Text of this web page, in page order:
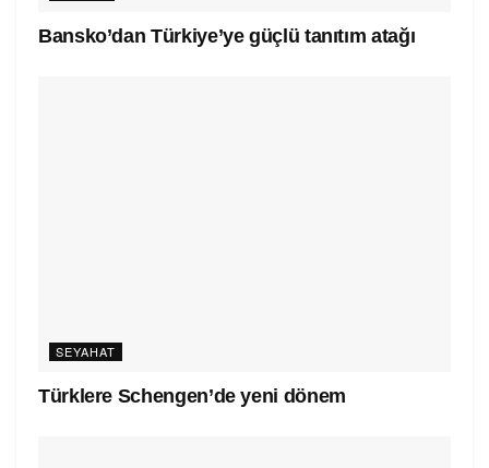
Bansko’dan Türkiye’ye güçlü tanıtım atağı
SEYAHAT
Türklere Schengen’de yeni dönem